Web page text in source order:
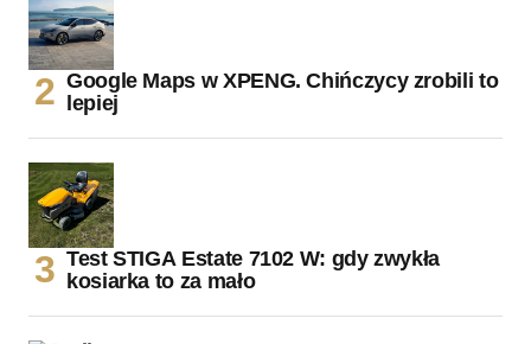
Google Maps w XPENG. Chińczycy zrobili to
lepiej
Test STIGA Estate 7102 W: gdy zwykła
kosiarka to za mało